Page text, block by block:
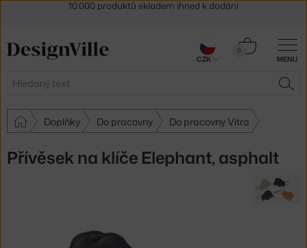
MENU
Hledat
0
Košík
Doplňky Do pracovny Do pracovny Vitra
Přívěsek na klíče Elephant, asphalt
30 dní na vrácení zboží
CZK